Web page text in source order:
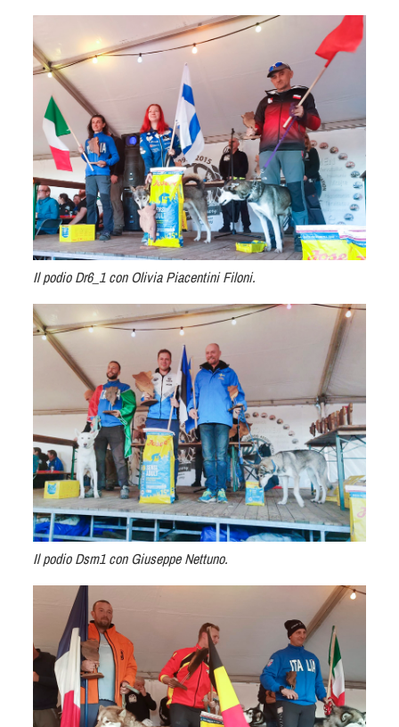
Il podio Dr6_1 con Olivia Piacentini Filoni.
Il podio Dsm1 con Giuseppe Nettuno.
Hoopers
Mantrailing
Nosework
Obedience
Rally Obedience
Retriever Sport
Ricerca Tartufo
Sheepdog
Sport acquatici
Treibball
Ipo Delta
Freestyle
Protezione civile Sportiva
Cinofilia Venatoria
Sleddog